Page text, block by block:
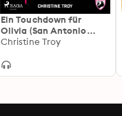
Ein Touchdown für
Olivia (San Antonio
Lions 1)
Christine Troy